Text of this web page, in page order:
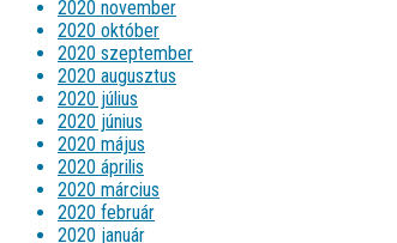
2020 november
2020 október
2020 szeptember
2020 augusztus
2020 július
2020 június
2020 május
2020 április
2020 március
2020 február
2020 január